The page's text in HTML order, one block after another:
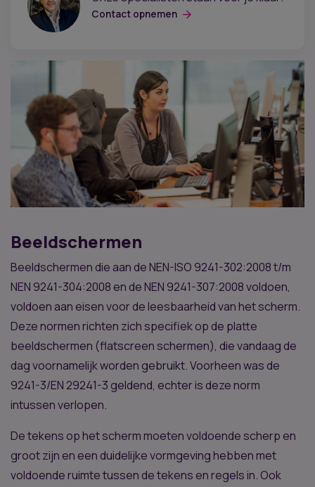
Contact opnemen
Beeldschermen
Beeldschermen die aan de NEN-ISO 9241-302:2008 t/m
NEN 9241-304:2008 en de NEN 9241-307:2008 voldoen,
voldoen aan eisen voor de leesbaarheid van het scherm.
Deze normen richten zich specifiek op de platte
beeldschermen (flatscreen schermen), die vandaag de
dag voornamelijk worden gebruikt. Voorheen was de
9241-3/EN 29241-3 geldend, echter is deze norm
intussen verlopen.
De tekens op het scherm moeten voldoende scherp en
groot zijn en een duidelijke vormgeving hebben met
voldoende ruimte tussen de tekens en regels in. Ook